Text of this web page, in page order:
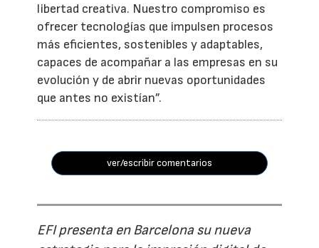
libertad creativa. Nuestro compromiso es
ofrecer tecnologías que impulsen procesos
más eficientes, sostenibles y adaptables,
capaces de acompañar a las empresas en su
evolución y de abrir nuevas oportunidades
que antes no existían”.
ver/escribir comentarios
EFI presenta en Barcelona su nueva